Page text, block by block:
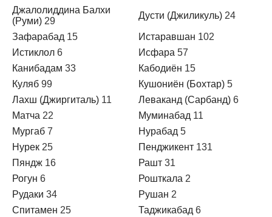
Джалолиддина Балхи
(Руми) 29
Дусти (Джиликуль) 24
Зафарабад 15 Истаравшан 102
Истиклол 6 Исфара 57
Канибадам 33 Кабодиён 15
Куляб 99 Кушониён (Бохтар) 5
Лахш (Джиргиталь) 11 Леваканд (Сарбанд) 6
Матча 22 Муминабад 11
Мургаб 7 Нурабад 5
Нурек 25 Пенджикент 131
Пяндж 16 Рашт 31
Рогун 6 Рошткала 2
Рудаки 34 Рушан 2
Спитамен 25 Таджикабад 6